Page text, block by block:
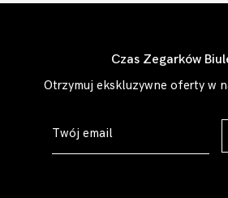
Czas Zegarków
Otrzymuj ekskluzywne oferty w